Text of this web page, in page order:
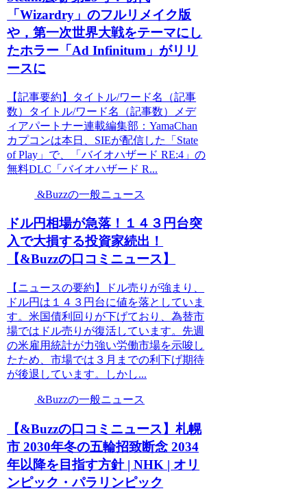
「Wizardry」のフルリメイク版
や，第一次世界大戦をテーマにし
たホラー「Ad Infinitum」がリリ
ースに
【記事要約】タイトル/ワード名（記事
数）タイトル/ワード名（記事数）メデ
ィアパートナー連載編集部：YamaChan
カプコンは本日、SIEが配信した「State
of Play」で、「バイオハザード RE:4」の
無料DLC「バイオハザード R...
&Buzzの一般ニュース
ドル円相場が急落！１４３円台突
入で大損する投資家続出！
【&Buzzの口コミニュース】
【ニュースの要約】ドル売りが強まり、
ドル円は１４３円台に値を落としていま
す。米国債利回りが下げており、為替市
場ではドル売りが復活しています。先週
の米雇用統計が力強い労働市場を示唆し
たため、市場では３月までの利下げ期待
が後退しています。しかし...
&Buzzの一般ニュース
【&Buzzの口コミニュース】札幌
市 2030年冬の五輪招致断念 2034
年以降を目指す方針 | NHK | オリ
ンピック・パラリンピック